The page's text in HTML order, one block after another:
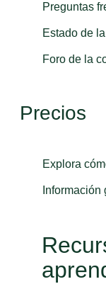
Preguntas
Estado de la
Foro de la
Precios
Explora